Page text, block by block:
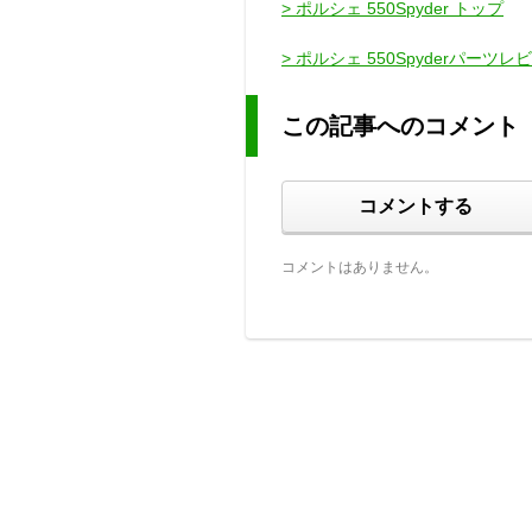
> ポルシェ 550Spyder トップ
> ポルシェ 550Spyderパーツレ
この記事へのコメント
コメントする
コメントはありません。